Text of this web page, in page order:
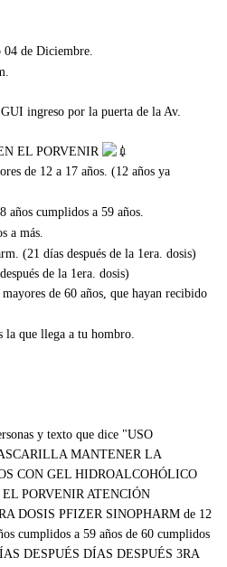
04 de Diciembre.
ingreso por la puerta de la Av.
EL PORVENIR
de 12 a 17 años. (12 años ya
años cumplidos a 59 años.
a más.
(21 días después de la 1era. dosis)
de la 1era. dosis)
de 60 años, que hayan recibido
la que llega a tu hombro.